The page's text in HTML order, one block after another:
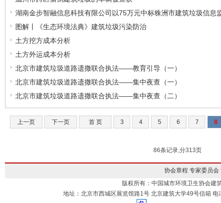
湖南金步智融信息科技有限公司以75万元中标株洲市建筑垃圾信息
图解丨《生态环境法典》建筑垃圾污染防治
土方挖方成本分析
土方外运成本分析
北京市建筑垃圾道路遗撒联合执法——教育引导（一）
北京市建筑垃圾道路遗撒联合执法——集中夜查（一）
北京市建筑垃圾道路遗撒联合执法——集中夜查（二）
上一页 下一页 首 页 3 4 5 6 7 8
86条记录,分313页
协会章程 专家委员会
版权所有：中国城市环境卫生协会建
地址：北京市西城区展览馆路1号 北京建筑大学49号信箱